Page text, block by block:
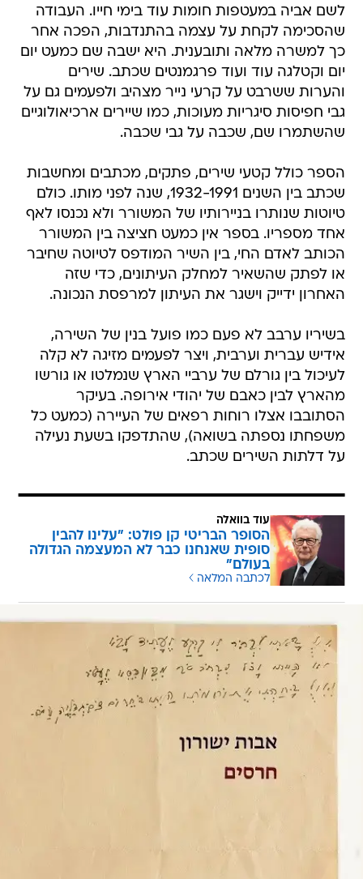
לשם אביה במעטפות חומות עוד בימי חייו. העבודה
שהסכימה לקחת על עצמה בהתנדבות, הפכה אחר
כך למשרה מלאה ותובענית. היא ישבה שם כמעט יום
יום וקטלגה עוד ועוד פרגמנטים שכתב. שירים
והערות ששרבט על קרעי נייר מצהיב ולפעמים גם על
גבי חפיסות סיגריות מעוכות, כמו שיירים ארכיאולוגיים
שהשתמרו שם, שכבה על גבי שכבה.
הספר כולל קטעי שירים, פתקים, מכתבים ומחשבות
שכתב בין השנים 1932-1991, שנה לפני מותו. כולם
טיוטות שנותרו בניירותיו של המשורר ולא נכנסו לאף
אחד מספריו. בספר אין כמעט חציצה בין המשורר
הכותב לאדם החי, בין השיר המודפס לטיוטה שחיבר
או לפתק שהשאיר למחלק העיתונים, כדי שזה
האחרון ידייק וישגר את העיתון למרפסת הנכונה.
בשיריו ערבב לא פעם כמו פועל בנין של השירה,
אידיש עברית וערבית, ויצר לפעמים מזיגה לא קלה
לעיכול בין גורלם של ערביי הארץ שנמלטו או גורשו
מהארץ לבין כאבם של יהודי אירופה. בעיקר
הסתובבו אצלו רוחות רפאים של העיירה (כמעט כל
משפחתו נספתה בשואה), שהתדפקו בשעת נעילה
על דלתות השירים שכתב.
עוד בוואלה
הסופר הבריטי קן פולט: "עלינו להבין
סופית שאנחנו כבר לא המעצמה הגדולה
בעולם"
לכתבה המלאה